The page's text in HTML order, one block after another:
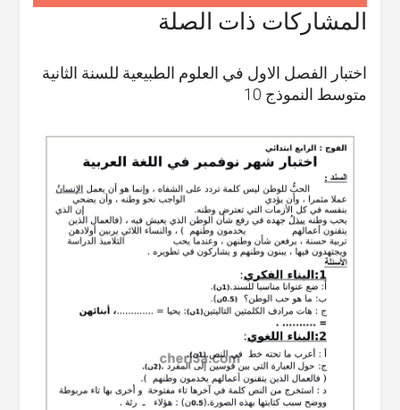
المشاركات ذات الصلة
اختبار الفصل الاول في العلوم الطبيعية للسنة الثانية
متوسط النموذج 10